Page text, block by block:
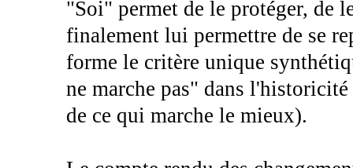
"Soi" permet de le protéger, de
finalement lui permettre de se
forme le critère unique
ne marche pas" dans
de ce qui marche le mieux).